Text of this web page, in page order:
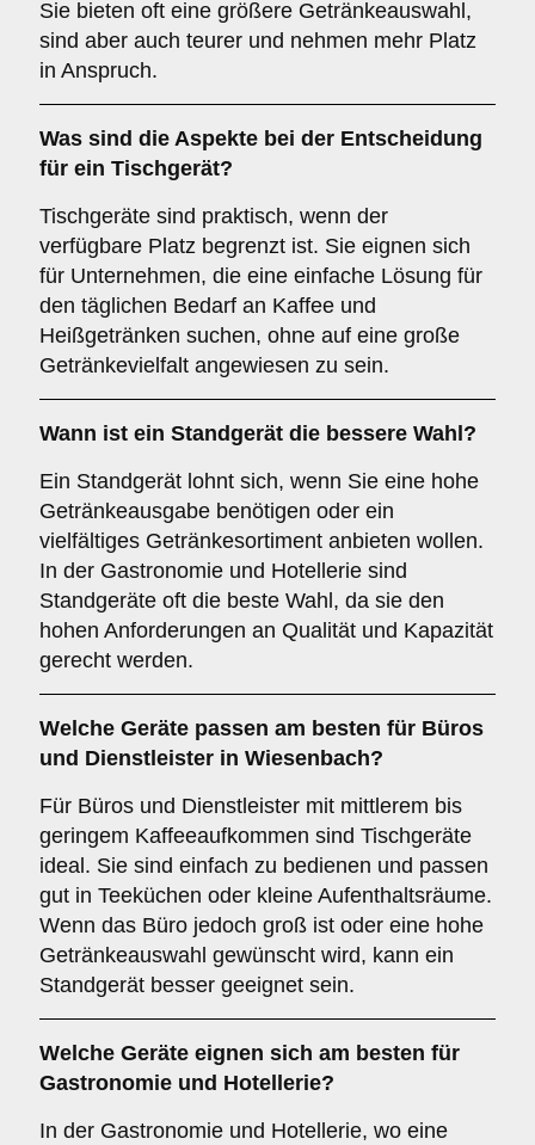
Sie bieten oft eine größere Getränkeauswahl,
sind aber auch teurer und nehmen mehr Platz
in Anspruch.
Was sind die Aspekte bei der Entscheidung
für ein Tischgerät?
Tischgeräte sind praktisch, wenn der
verfügbare Platz begrenzt ist. Sie eignen sich
für Unternehmen, die eine einfache Lösung für
den täglichen Bedarf an Kaffee und
Heißgetränken suchen, ohne auf eine große
Getränkevielfalt angewiesen zu sein.
Wann ist ein Standgerät die bessere Wahl?
Ein Standgerät lohnt sich, wenn Sie eine hohe
Getränkeausgabe benötigen oder ein
vielfältiges Getränkesortiment anbieten wollen.
In der Gastronomie und Hotellerie sind
Standgeräte oft die beste Wahl, da sie den
hohen Anforderungen an Qualität und Kapazität
gerecht werden.
Welche Geräte passen am besten für Büros
und Dienstleister in Wiesenbach?
Für Büros und Dienstleister mit mittlerem bis
geringem Kaffeeaufkommen sind Tischgeräte
ideal. Sie sind einfach zu bedienen und passen
gut in Teeküchen oder kleine Aufenthaltsräume.
Wenn das Büro jedoch groß ist oder eine hohe
Getränkeauswahl gewünscht wird, kann ein
Standgerät besser geeignet sein.
Welche Geräte eignen sich am besten für
Gastronomie und Hotellerie?
In der Gastronomie und Hotellerie, wo eine